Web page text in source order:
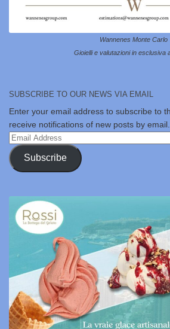
Wannenes Monte Carlo
Gioielli e valutazioni in esclusiva
SUBSCRIBE TO OUR NEWS VIA EMAIL
Enter your email address to subscribe to
receive notifications of new posts by email.
Email
Address
Subscribe